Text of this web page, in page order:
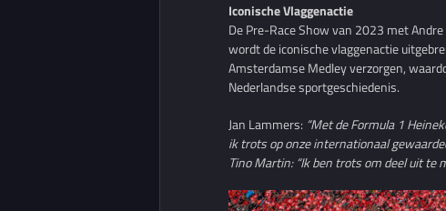
Iconische Vlaggenactie
De Pre-Race Show van 2023 met
wordt de iconische vlaggenactie
Amsterdamse Medley verzorgen,
Nederlandse sportgeschiedenis.
Jan Lammers: “Met de Formula 1
ik trots op onze internationaal
Tino Martin: “Ik ben trots om deel uit te